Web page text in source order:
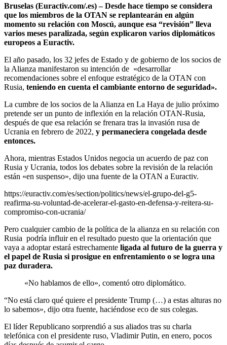
Bruselas (Euractiv.com/.es) – Desde hace tiempo se considera
que los miembros de la OTAN se replantearán en algún
momento su relación con Moscú, aunque esa “revisión” lleva
varios meses paralizada, según explicaron varios diplomáticos
europeos a Euractiv.
El año pasado, los 32 jefes de Estado y de gobierno de los socios de
la Alianza manifestaron su intención de «desarrollar
recomendaciones sobre el enfoque estratégico de la OTAN con
Rusia, teniendo en cuenta el cambiante entorno de seguridad».
La cumbre de los socios de la Alianza en La Haya de julio próximo
pretende ser un punto de inflexión en la relación OTAN-Rusia,
después de que esa relación se frenara tras la invasión rusa de
Ucrania en febrero de 2022, y permaneciera congelada desde
entonces.
Ahora, mientras Estados Unidos negocia un acuerdo de paz con
Rusia y Ucrania, todos los debates sobre la revisión de la relación
están «en suspenso», dijo una fuente de la OTAN a Euractiv.
https://euractiv.com/es/section/politics/news/el-grupo-del-g5-
reafirma-su-voluntad-de-acelerar-el-gasto-en-defensa-y-reitera-su-
compromiso-con-ucrania/
Pero cualquier cambio de la política de la alianza en su relación con
Rusia podría influir en el resultado puesto que la orientación que
vaya a adoptar estará estrechamente ligada al futuro de la guerra y
el papel de Rusia si prosigue en enfrentamiento o se logra una
paz duradera.
«No hablamos de ello», comentó otro diplomático.
“No está claro qué quiere el presidente Trump (…) a estas alturas no
lo sabemos», dijo otra fuente, haciéndose eco de sus colegas.
El líder Republicano sorprendió a sus aliados tras su charla
telefónica con el presidente ruso, Vladimir Putin, en enero, pocos